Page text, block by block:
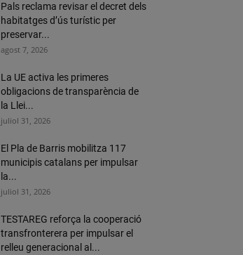
Pals reclama revisar el decret dels
habitatges d’ús turístic per
preservar...
agost 7, 2026
La UE activa les primeres
obligacions de transparència de
la Llei...
juliol 31, 2026
El Pla de Barris mobilitza 117
municipis catalans per impulsar
la...
juliol 31, 2026
TESTAREG reforça la cooperació
transfronterera per impulsar el
relleu generacional al...